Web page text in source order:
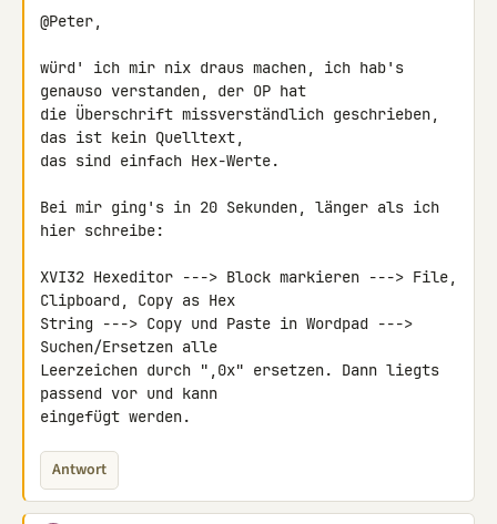
@Peter,
würd' ich mir nix draus machen, ich hab's
genauso verstanden, der OP hat
die Überschrift missverständlich geschrieben,
das ist kein Quelltext,
das sind einfach Hex-Werte.
Bei mir ging's in 20 Sekunden, länger als ich
hier schreibe:
XVI32 Hexeditor ---> Block markieren ---> File,
Clipboard, Copy as Hex
String ---> Copy und Paste in Wordpad --->
Suchen/Ersetzen alle
Leerzeichen durch ",0x" ersetzen. Dann liegts
passend vor und kann
eingefügt werden.
Antwort